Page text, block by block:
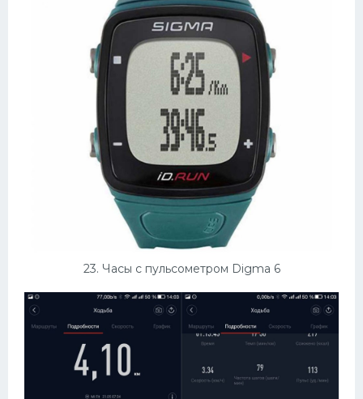
23. Часы с пульсометром Digma 6